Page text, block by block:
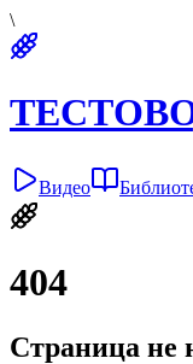
\
Видео
404
Страница не